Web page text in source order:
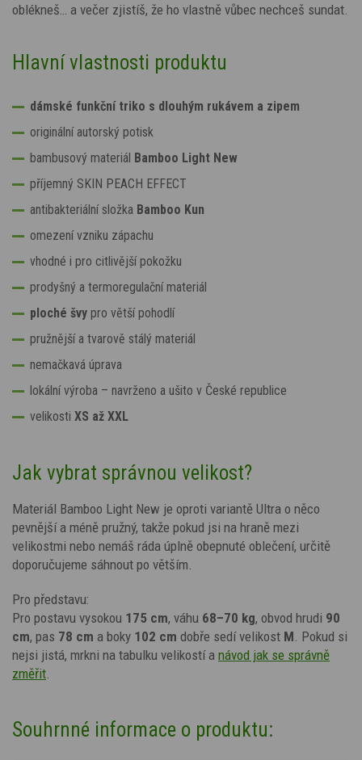
oblékneš… a večer zjistíš, že ho vlastně vůbec nechceš sundat.
Hlavní vlastnosti produktu
dámské funkční triko s dlouhým rukávem a zipem
originální autorský potisk
bambusový materiál Bamboo Light New
příjemný SKIN PEACH EFFECT
antibakteriální složka Bamboo Kun
omezení vzniku zápachu
vhodné i pro citlivější pokožku
prodyšný a termoregulační materiál
ploché švy pro větší pohodlí
pružnější a tvarově stálý materiál
nemačkavá úprava
lokální výroba – navrženo a ušito v České republice
velikosti XS až XXL
Jak vybrat správnou velikost?
Materiál Bamboo Light New je oproti variantě Ultra o něco
pevnější a méně pružný, takže pokud jsi na hraně mezi
velikostmi nebo nemáš ráda úplně obepnuté oblečení, určitě
doporučujeme sáhnout po větším.
Pro představu:
Pro postavu vysokou 175 cm, váhu 68–70 kg, obvod hrudi 90
cm, pas 78 cm a boky 102 cm dobře sedí velikost M . Pokud si
nejsi jistá, mrkni na tabulku velikostí a návod jak se správně
změřit
Souhrnné informace o produktu: